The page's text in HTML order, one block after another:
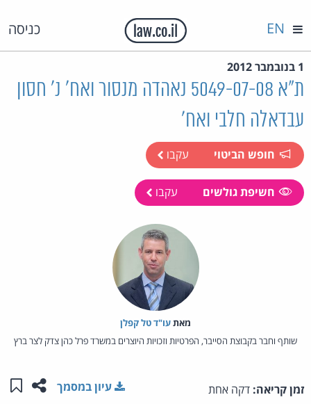
כניסה EN
1 בנובמבר 2012
ת"א 5049-07-08 נאהדה מנסור ואח' נ' חסון
עבדאלה חלבי ואח'
חופש הביטוי עקבו
חשיפת גולשים עקבו
מאת‏עו"ד טל קפלן
שותף וחבר בקבוצת הסייבר, הפרטיות וזכויות היוצרים במשרד פרל כהן צדק לצר ברץ
זמן קריאה: דקה אחת שתפו
עיון במסמך